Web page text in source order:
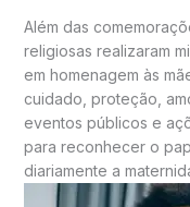
Além das
religiosas realizaram
em homenagem às
cuidado, proteção,
eventos públicos e
para reconhecer o
diariamente a